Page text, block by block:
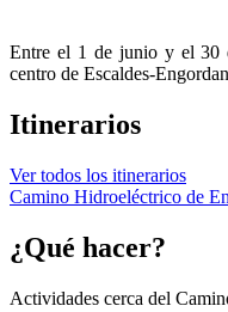
Entre el 1 de junio y el 30
centro de Escaldes-
Itinerarios
Ver todos los itinerarios
Camino Hidroeléctrico de
¿Qué hacer?
Actividades cerca del